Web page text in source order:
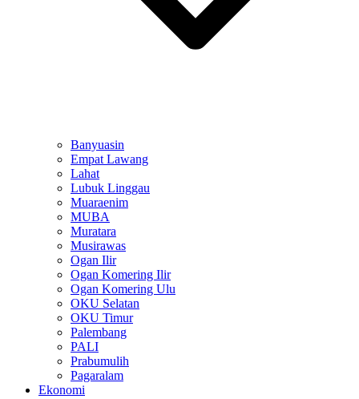
Banyuasin
Empat Lawang
Lahat
Lubuk Linggau
Muaraenim
MUBA
Muratara
Musirawas
Ogan Ilir
Ogan Komering Ilir
Ogan Komering Ulu
OKU Selatan
OKU Timur
Palembang
PALI
Prabumulih
Pagaralam
Ekonomi